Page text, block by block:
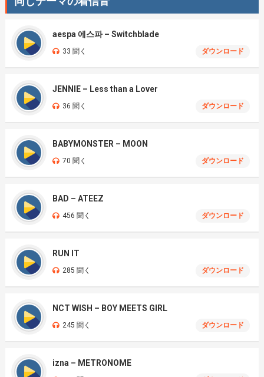
aespa 에스파 – Switchblade
33 聞く ダウンロード
JENNIE – Less than a Lover
36 聞く ダウンロード
BABYMONSTER – MOON
70 聞く ダウンロード
BAD – ATEEZ
456 聞く ダウンロード
RUN IT
285 聞く ダウンロード
NCT WISH – BOY MEETS GIRL
245 聞く ダウンロード
izna – METRONOME